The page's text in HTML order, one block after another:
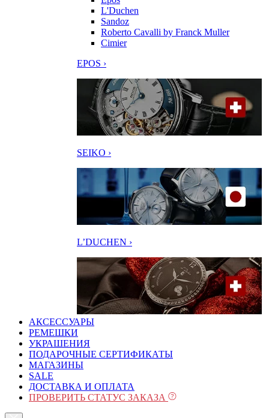
L'Duchen
Sandoz
Roberto Cavalli by Franck Muller
Cimier
EPOS ›
SEIKO ›
L’DUCHEN ›
АКСЕССУАРЫ
РЕМЕШКИ
УКРАШЕНИЯ
ПОДАРОЧНЫЕ СЕРТИФИКАТЫ
МАГАЗИНЫ
SALE
ДОСТАВКА И ОПЛАТА
ПРОВЕРИТЬ СТАТУС ЗАКАЗА